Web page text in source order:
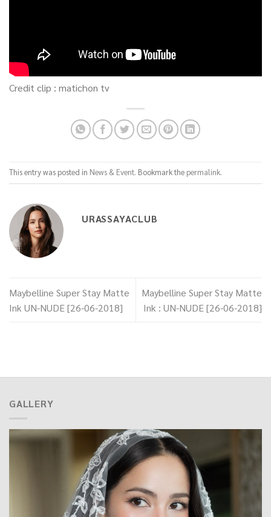
Credit clip : matichon tv
This entry was posted in News & Event. Bookmark the permalink.
URASSAYACLUB
Maybelline Super Stay Matte
Ink UN-NUDE [26-06-2018]
Maybelline Super Stay Matte
Ink : UN-NUDE [26-06-2018]
GALLERY